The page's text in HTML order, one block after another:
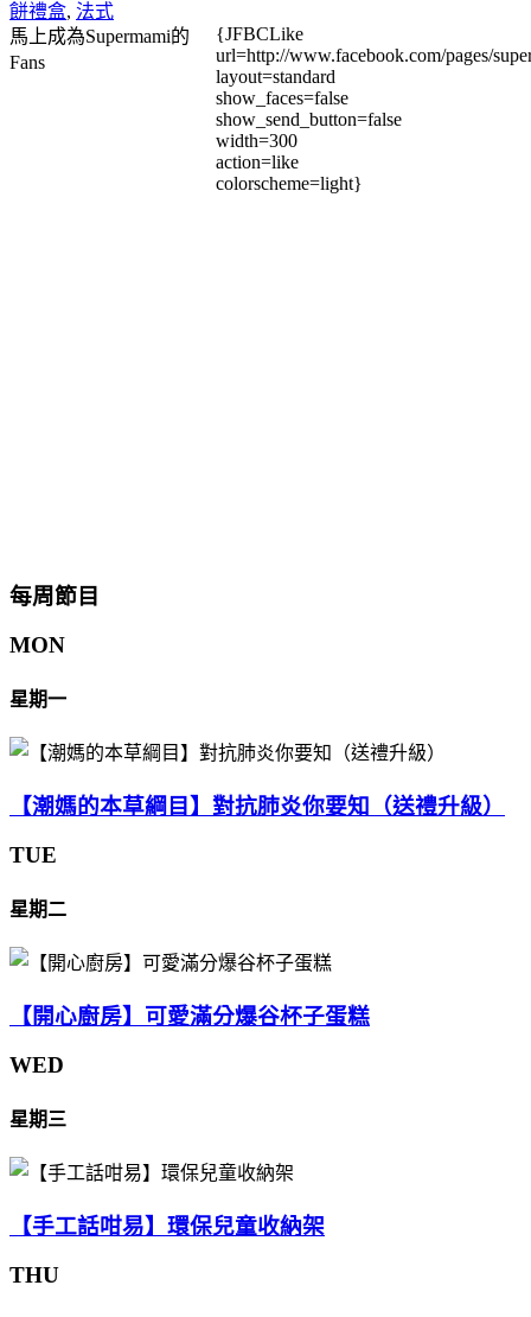
餅禮盒, 法式
馬上成為Supermami的
Fans
{JFBCLike
url=http://www.facebook.com/pages/
layout=standard
show_faces=false
show_send_button=false
width=300
action=like
colorscheme=light}
每周節目
MON
星期一
【潮媽的本草綱目】對抗肺炎你要知（送禮升級）
TUE
星期二
【開心廚房】可愛滿分爆谷杯子蛋糕
WED
星期三
【手工話咁易】環保兒童收納架
THU